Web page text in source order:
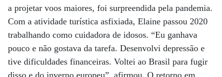
a projetar voos maiores, foi surpreendida pela pandemia.
Com a atividade turística asfixiada, Elaine passou 2020
trabalhando como cuidadora de idosos. “Eu ganhava
pouco e não gostava da tarefa. Desenvolvi depressão e
tive dificuldades financeiras. Voltei ao Brasil para fugir
disso e do inverno europeu”, afirmou. O retorno em